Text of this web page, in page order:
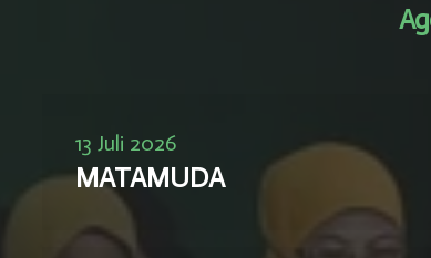
13 Juli 2026
MATAMUDA